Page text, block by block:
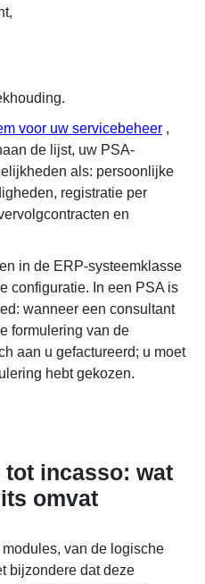
voor uw servicebeheer ,
de lijst, uw PSA-
als: persoonlijke
registratie per
en
in de ERP-systeemklasse
configuratie. In een PSA is
wanneer een consultant
formulering van de
aan u gefactureerd; u moet
hebt gekozen.
tot incasso: wat
omvat
van de logische
bijzondere dat deze